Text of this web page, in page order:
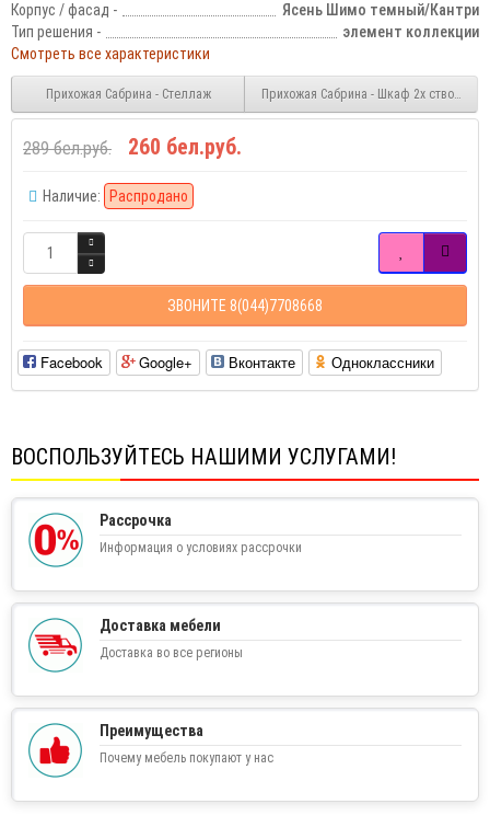
Корпус / фасад -
Ясень Шимо темный/Кантри
Тип решения -
элемент коллекции
Смотреть все характеристики
Прихожая Сабрина - Стеллаж Прихожая Сабрина - Шкаф 2х
289 бел.руб. 260 бел.руб.
Наличие: Распродано
ЗВОНИТЕ 8(044)7708668
Facebook Google+ Вконтакте Одноклассники
ВОСПОЛЬЗУЙТЕСЬ НАШИМИ УСЛУГАМИ!
Рассрочка
Информация о условиях рассрочки
Доставка мебели
Доставка во все регионы
Преимущества
Почему мебель покупают у нас